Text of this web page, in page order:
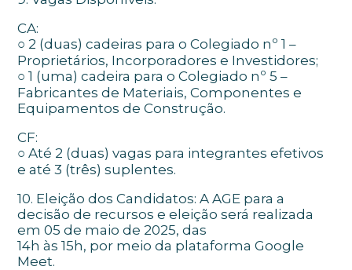
CA:
○ 2 (duas) cadeiras para o Colegiado nº 1 –
Proprietários, Incorporadores e Investidores;
○ 1 (uma) cadeira para o Colegiado nº 5 –
Fabricantes de Materiais, Componentes e
Equipamentos de Construção.
CF:
○ Até 2 (duas) vagas para integrantes efetivos
e até 3 (três) suplentes.
10. Eleição dos Candidatos: A AGE para a
decisão de recursos e eleição será realizada
em 05 de maio de 2025, das
14h às 15h, por meio da plataforma Google
Meet.